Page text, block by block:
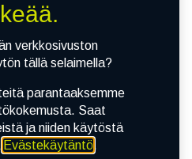
verkkosivuston
tällä selaimella?
parantaaksemme
Saat
ja niiden käytöstä
Evästekäytäntö.